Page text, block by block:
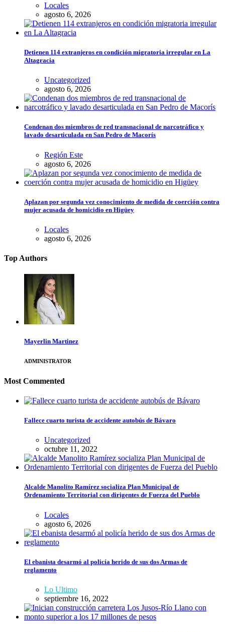
Locales
agosto 6, 2026
Detienen 114 extranjeros en condición migratoria irregular en La
Altagracia
Uncategorized
agosto 6, 2026
Condenan dos miembros de red transnacional de narcotráfico y
lavado desarticulada en San Pedro de Macorís
Región Este
agosto 6, 2026
Aplazan por segunda vez conocimiento de medida de coerción contra
mujer acusada de homicidio en Higüey
Locales
agosto 6, 2026
Top Authors
Mayerlin Martinez
ADMINISTRATOR
Most Commented
Fallece cuarto turista de accidente autobús de Bávaro
Uncategorized
octubre 11, 2022
Alcalde Manolito Ramírez socializa Plan Municipal de
Ordenamiento Territorial con dirigentes de Fuerza del Pueblo
Locales
agosto 6, 2026
El ebanista desarmó al policía herido de sus dos Armas de
reglamento
Lo Ultimo
septiembre 16, 2022